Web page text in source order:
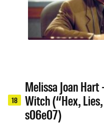
18
Melissa Joan Hart
Witch (“Hex,
s06e07)